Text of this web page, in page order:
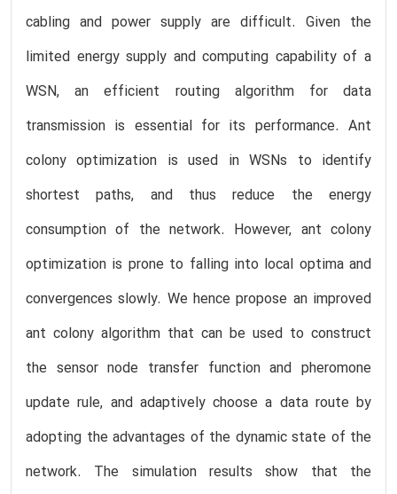
cabling and power supply are difficult. Given the
limited energy supply and computing capability of a
WSN, an efficient routing algorithm for data
transmission is essential for its performance. Ant
colony optimization is used in WSNs to identify
shortest paths, and thus reduce the energy
consumption of the network. However, ant colony
optimization is prone to falling into local optima and
convergences slowly. We hence propose an improved
ant colony algorithm that can be used to construct
the sensor node transfer function and pheromone
update rule, and adaptively choose a data route by
adopting the advantages of the dynamic state of the
network. The simulation results show that the